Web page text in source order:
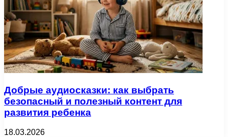
Добрые аудиосказки: как выбрать
безопасный и полезный контент для
развития ребенка
18.03.2026